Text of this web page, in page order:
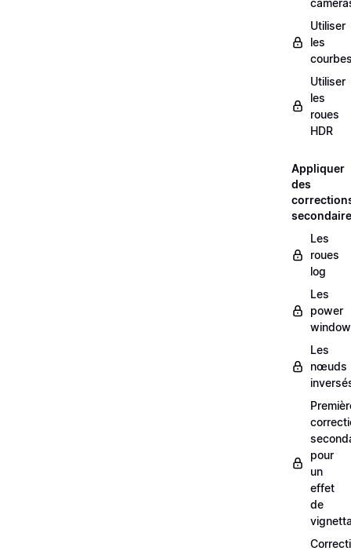
Utiliser
les
Utiliser
les
roues
HDR
Appliquer
des
Les
roues
log
Les
power
Les
nœuds
pour
un
effet
de